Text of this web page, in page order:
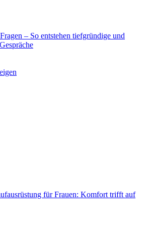
– So entstehen tiefgründige und
für Frauen: Komfort trifft auf